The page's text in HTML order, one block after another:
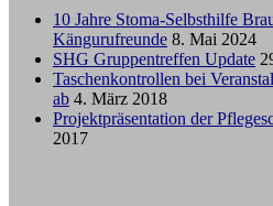
10 Jahre Stoma-Selbsthilfe
Kängurufreunde 8. Mai 2024
SHG Gruppentreffen Update
Taschenkontrollen bei
ab 4. März 2018
Projektpräsentation der
2017